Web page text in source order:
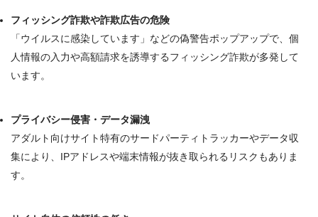
フィッシング詐欺や詐欺広告の危険
「ウイルスに感染しています」などの偽警告ポップアップで、個
人情報の入力や高額請求を誘導するフィッシング詐欺が多発して
います。
プライバシー侵害・データ漏洩
アダルト向けサイト特有のサードパーティトラッカーやデータ収
集により、 IPアドレスや端末情報が抜き取られるリスク もありま
す。